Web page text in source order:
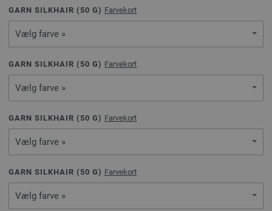
GARN SILKHAIR ( 50 G) Farvekort
Vælg farve »
GARN SILKHAIR ( 50 G) Farvekort
Vælg farve »
GARN SILKHAIR ( 50 G) Farvekort
Vælg farve »
GARN SILKHAIR ( 50 G) Farvekort
Vælg farve »